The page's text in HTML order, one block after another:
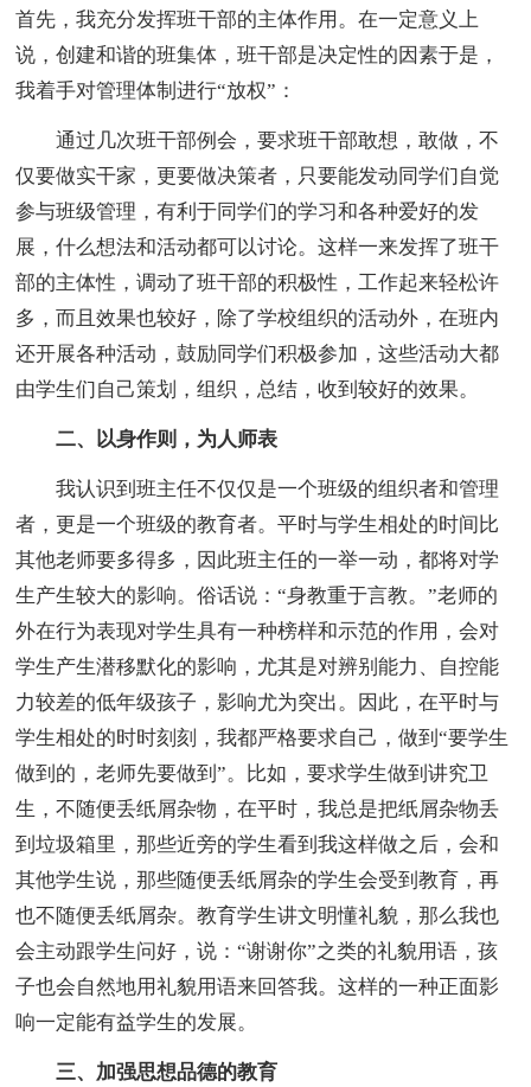
首先，我充分发挥班干部的主体作用。在一定意义上
说，创建和谐的班集体，班干部是决定性的因素于是，
我着手对管理体制进行“放权”：
通过几次班干部例会，要求班干部敢想，敢做，不
仅要做实干家，更要做决策者，只要能发动同学们自觉
参与班级管理，有利于同学们的学习和各种爱好的发
展，什么想法和活动都可以讨论。这样一来发挥了班干
部的主体性，调动了班干部的积极性，工作起来轻松许
多，而且效果也较好，除了学校组织的活动外，在班内
还开展各种活动，鼓励同学们积极参加，这些活动大都
由学生们自己策划，组织，总结，收到较好的效果。
二、以身作则，为人师表
我认识到班主任不仅仅是一个班级的组织者和管理
者，更是一个班级的教育者。平时与学生相处的时间比
其他老师要多得多，因此班主任的一举一动，都将对学
生产生较大的影响。俗话说：“身教重于言教。”老师的
外在行为表现对学生具有一种榜样和示范的作用，会对
学生产生潜移默化的影响，尤其是对辨别能力、自控能
力较差的低年级孩子，影响尤为突出。因此，在平时与
学生相处的时时刻刻，我都严格要求自己，做到“要学生
做到的，老师先要做到”。比如，要求学生做到讲究卫
生，不随便丢纸屑杂物，在平时，我总是把纸屑杂物丢
到垃圾箱里，那些近旁的学生看到我这样做之后，会和
其他学生说，那些随便丢纸屑杂的学生会受到教育，再
也不随便丢纸屑杂。教育学生讲文明懂礼貌，那么我也
会主动跟学生问好，说：“谢谢你”之类的礼貌用语，孩
子也会自然地用礼貌用语来回答我。这样的一种正面影
响一定能有益学生的发展。
三、加强思想品德的教育